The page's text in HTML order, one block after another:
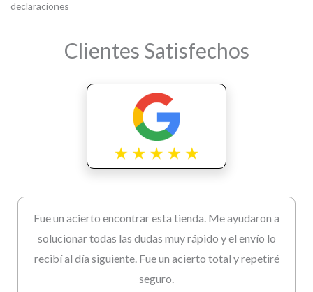
declaraciones
Clientes Satisfechos
Fue un acierto encontrar esta tienda. Me ayudaron a
solucionar todas las dudas muy rápido y el envío lo
recibí al día siguiente. Fue un acierto total y repetiré
seguro.